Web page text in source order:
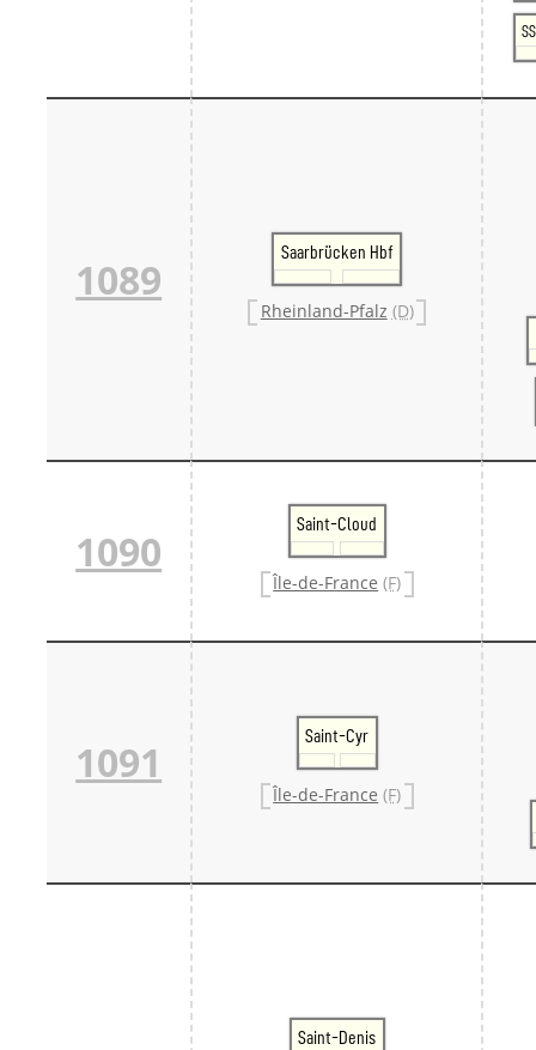
1089
Saarbrücken Hbf
Rheinland-Pfalz (D)
1090
Saint-Cloud
Île-de-France (F)
1091
Saint-Cyr
Île-de-France (F)
Saint-Denis